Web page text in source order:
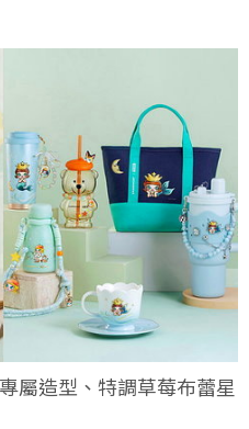
屬造型、特調草莓布蕾星